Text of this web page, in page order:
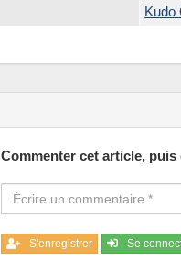
Kudo
Commenter cet article,
S'enregistrer Se